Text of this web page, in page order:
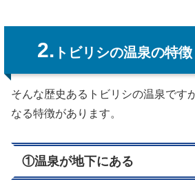
2. トビリシの温泉の特徴
そんな歴史あるトビリシの温泉です
なる特徴があります。
①温泉が地下にある